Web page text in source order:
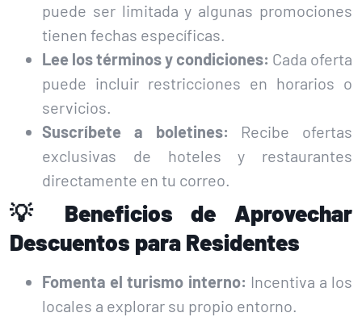
puede ser limitada y algunas promociones
tienen fechas específicas.
Lee los términos y condiciones: Cada oferta
puede incluir restricciones en horarios o
servicios.
Suscríbete a boletines: Recibe ofertas
exclusivas de hoteles y restaurantes
directamente en tu correo.
💡 Beneficios de Aprovechar
Descuentos para Residentes
Fomenta el turismo interno: Incentiva a los
locales a explorar su propio entorno.